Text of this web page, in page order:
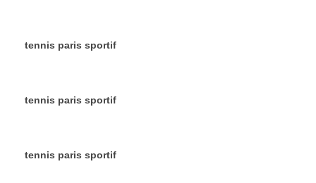
tennis paris sportif
tennis paris sportif
tennis paris sportif